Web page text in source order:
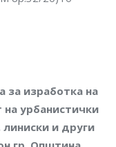
за изработка на
урбанистички
линиски и други